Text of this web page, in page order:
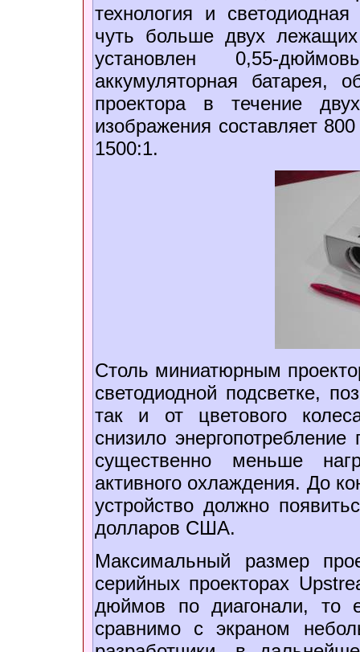
технология и
чуть больше двух лежащих
установлен 0,55-
аккумуляторная батарея,
проектора в течение
изображения составляет
1500:1.
Столь миниатюрным
светодиодной подсветке,
так и от цветового
снизило
существенно меньше
активного охлаждения. До
устройство должно
долларов США.
Максимальный размер
серийных проекторах
дюймов по диагонали, то
сравнимо с экраном